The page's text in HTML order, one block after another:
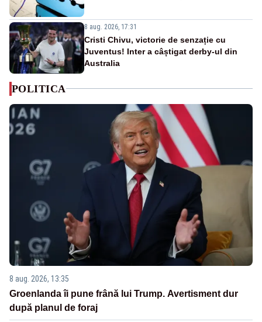
8 aug. 2026, 17:31
Cristi Chivu, victorie de senzație cu
Juventus! Inter a câștigat derby-ul din
Australia
POLITICA
8 aug. 2026, 13:35
Groenlanda îi pune frână lui Trump. Avertisment dur
după planul de foraj